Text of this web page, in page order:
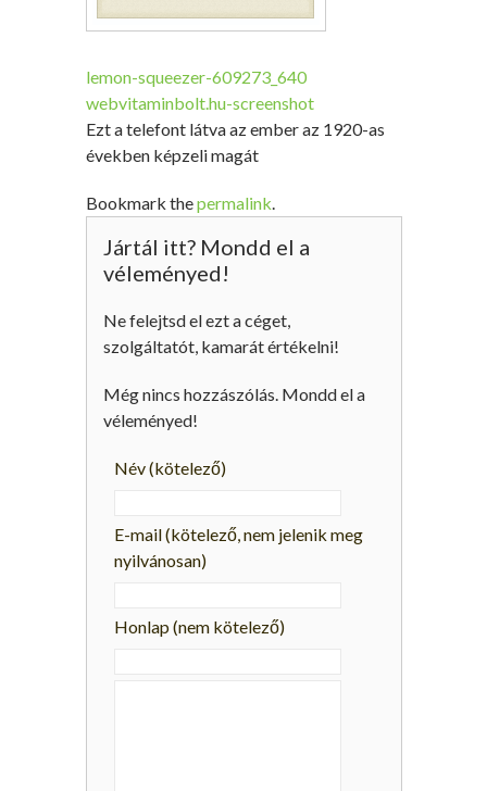
lemon-squeezer-609273_640
webvitaminbolt.hu-screenshot
Ezt a telefont látva az ember az 1920-as
években képzeli magát
Bookmark thepermalink.
Jártál itt? Mondd el a
véleményed!
Ne felejtsd el ezt a céget,
szolgáltatót, kamarát értékelni!
Még nincs hozzászólás. Mondd el a
véleményed!
Név(kötelező)
E-mail(kötelező, nem jelenik meg
nyilvánosan)
Honlap (nem kötelező)